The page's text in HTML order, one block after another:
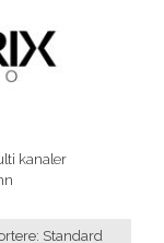
kanaler